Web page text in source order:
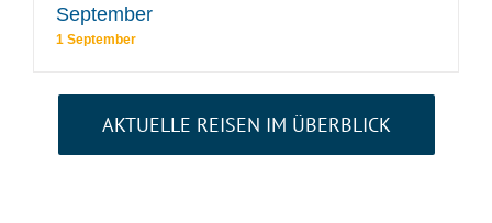
September
1 September
AKTUELLE REISEN IM ÜBERBLICK